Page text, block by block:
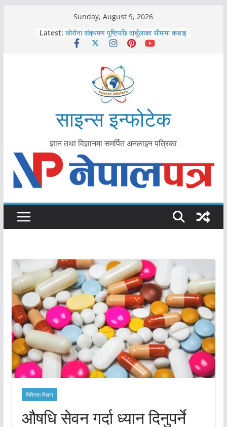
Sunday, August 9, 2026
Latest: काभ्रेपलाञ्चोकमा आयुर्वेद स्वास्थ्योपचारतर्फ
आकर्षण बढ्दै
कोरोना संक्रमण पुष्टिपछि दार्चुलाका सीमामा कडाइ
मकवानपुरमा खोरेत रोग विरुद्धको खोप लगाउन
आयुर्वेद चिकित्सा प्रणालीको भूमिका महत्वपूर्ण छ :
मुख्यमन्त्री शाह
साइन्स इन्फोटेक
ज्ञान तथा विज्ञानमा समर्पित अनलाइन पत्रिका
चिकित्सा विज्ञान
औषधि सेवन गर्दा ध्यान दिनुपर्ने